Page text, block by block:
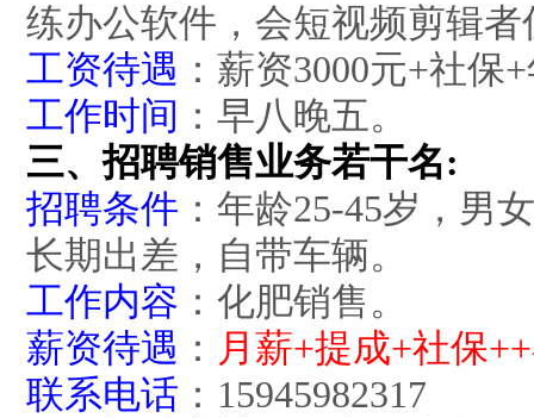
练办公软件，会短视频剪辑者
工资待遇 ：薪资3000元+社保
工作时间 ：早八晚五。
三、招聘销售业务若干名:
招聘条件 ：年龄25-45岁，男
长期出差，自带车辆。
工作内容 ：化肥销售。
薪资待遇 ： 月薪+提成+社保
联系电话 ： 15945982317